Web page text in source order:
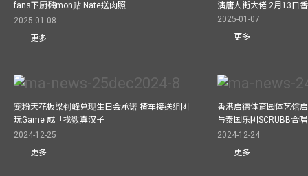
fans下厨黐mon贴 Nate送肉照
2025-01-08
更多
演唐人街大佬 2月13日
2025-01-07
更多
宠粉天花板梁钊峰兑现生日会承诺 揸车接送组团
玩Game 成「找数真汉子」
2024-12-25
更多
香港启德体育园体艺馆
与泰国乐团SCRUBB合
2024-12-24
更多